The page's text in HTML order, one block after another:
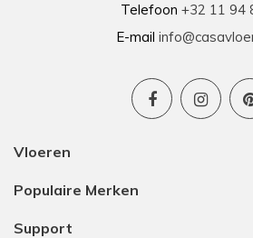
Telefoon +32 11 94
E-mail
Vloeren
Populaire Merken
Support